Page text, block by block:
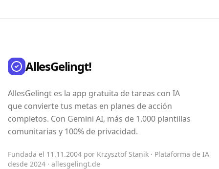
AllesGelingt!
AllesGelingt es la app gratuita de tareas con IA
que convierte tus metas en planes de acción
completos. Con Gemini AI, más de 1.000 plantillas
comunitarias y 100% de privacidad.
Fundada el 11.11.2004 por Krzysztof Stanik · Plataforma de IA
desde 2024 · allesgelingt.de